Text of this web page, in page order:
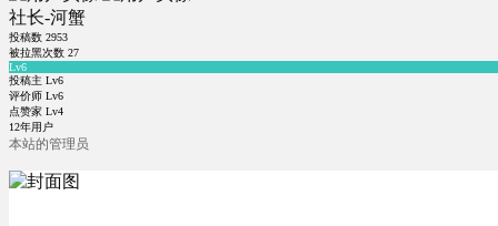
社长-河蟹
投稿数 2953
被拉黑次数 27
Lv6
投稿主 Lv6
评价师 Lv6
点赞家 Lv4
12年用户
本站的管理员